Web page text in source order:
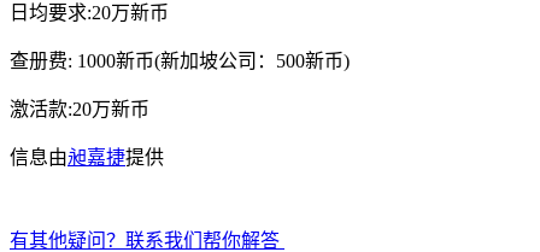
日均要求:20万新币
查册费: 1000新币(新加坡公司：500新币)
激活款:20万新币
信息由昶嘉捷提供
有其他疑问？联系我们帮你解答